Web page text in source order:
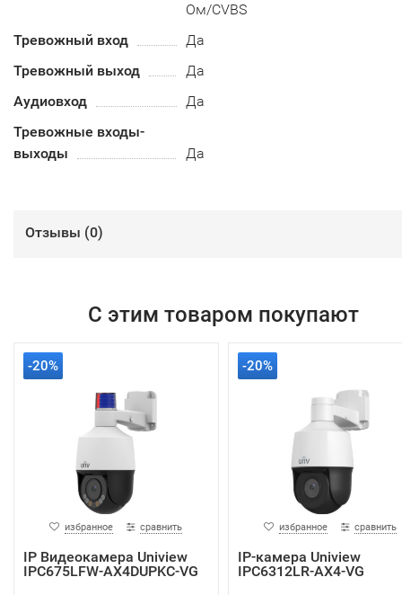
Ом/CVBS
Тревожный вход
Да
Тревожный выход
Да
Аудиовход
Да
Тревожные входы-
выходы
Да
Отзывы (0)
С этим товаром покупают
-20%
избранное сравнить
IP Видеокамера Uniview
IPC675LFW-AX4DUPKC-VG
-20%
избранное сравнить
IP-камера Uniview
IPC6312LR-AX4-VG